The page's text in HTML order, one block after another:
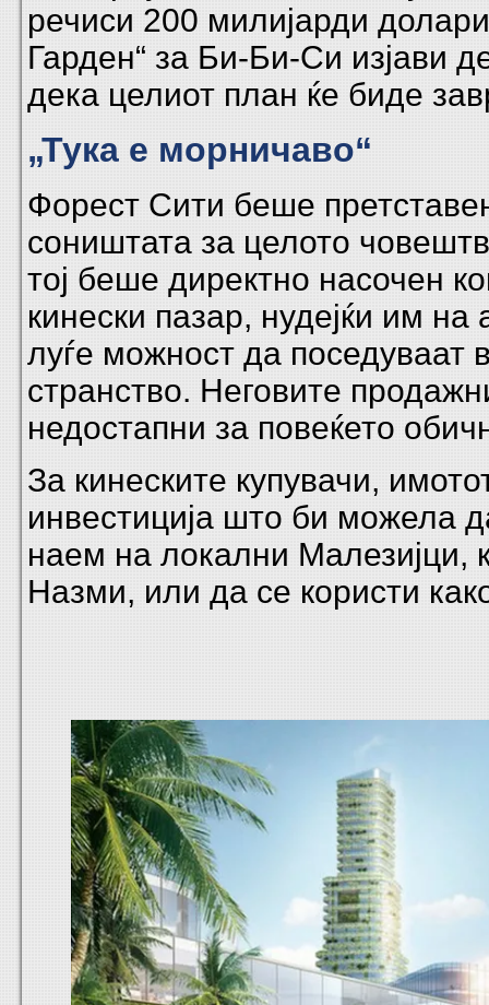
речиси 200 милијарди
Гарден“ за Би-Би-Си изјави
дека целиот план ќе биде
„Тука е морничаво“
Форест Сити беше
соништата за целото
тој беше директно насочен
кинески пазар, нудејќи им
луѓе можност да поседуваат
странство. Неговите
недостапни за повеќето
За кинеските купувачи,
инвестиција што би можела
наем на локални Малезијци,
Назми, или да се користи